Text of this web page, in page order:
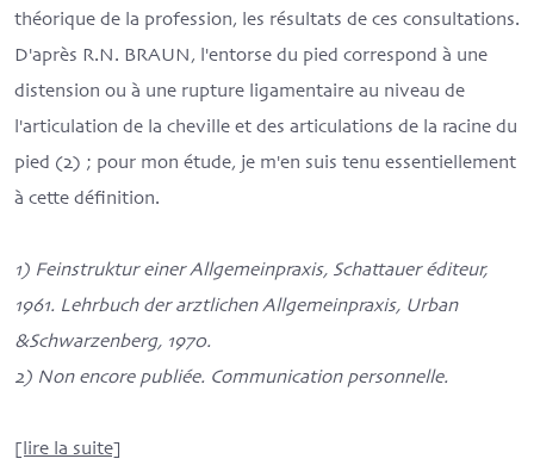
théorique de la profession, les résultats de ces consultations.
D'après R.N. BRAUN, l'entorse du pied correspond à une
distension ou à une rupture ligamentaire au niveau de
l'articulation de la cheville et des articulations de la racine du
pied (2) ; pour mon étude, je m'en suis tenu essentiellement
à cette définition.
1) Feinstruktur einer Allgemeinpraxis, Schattauer éditeur,
1961. Lehrbuch der arztlichen Allgemeinpraxis, Urban
&Schwarzenberg, 1970.
2) Non encore publiée. Communication personnelle.
[lire la suite]